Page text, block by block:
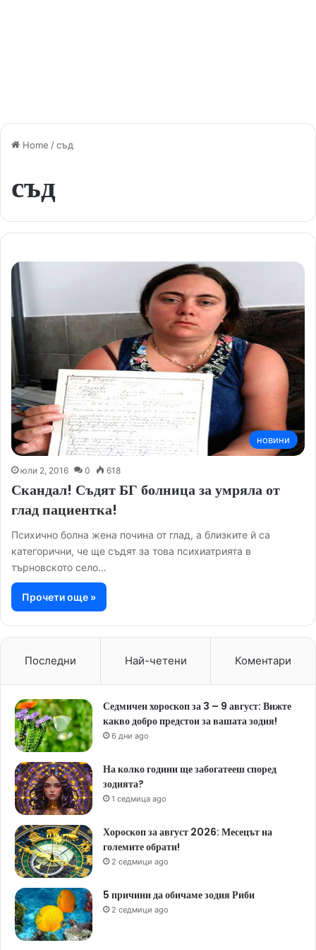
Home /съд
съд
новини
юли 2, 2016 0 618
Скандал! Съдят БГ болница за умряла от
глад пациентка!
Психично болна жена почина от глад, а близките й са
категорични, че ще съдят за това психиатрията в
търновското село…
Прочети още »
Последни Най-четени Коментари
Седмичен хороскоп за 3 – 9 август: Вижте
какво добро предстои за вашата зодия!
6 дни ago
На колко години ще забогатееш според
зодията?
1 седмица ago
Хороскоп за август 2026: Месецът на
големите обрати!
2 седмици ago
5 причини да обичаме зодия Риби
2 седмици ago